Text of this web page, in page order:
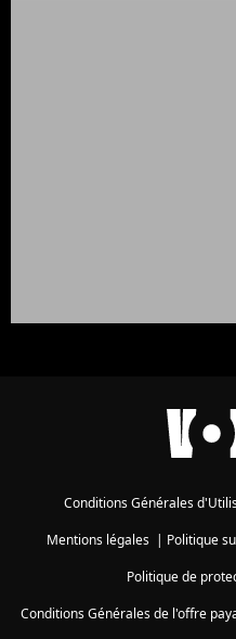
Conditions Générales
Mentions légales| Politique
Politique de
Conditions Générales de l'offre